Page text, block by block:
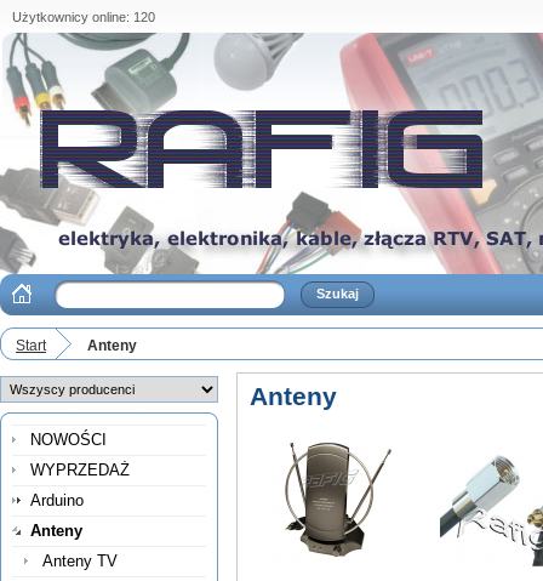
Użytkownicy online: 120
Start Anteny
NOWOŚCI
WYPRZEDAŻ
Arduino
Anteny
Anteny TV
Anteny